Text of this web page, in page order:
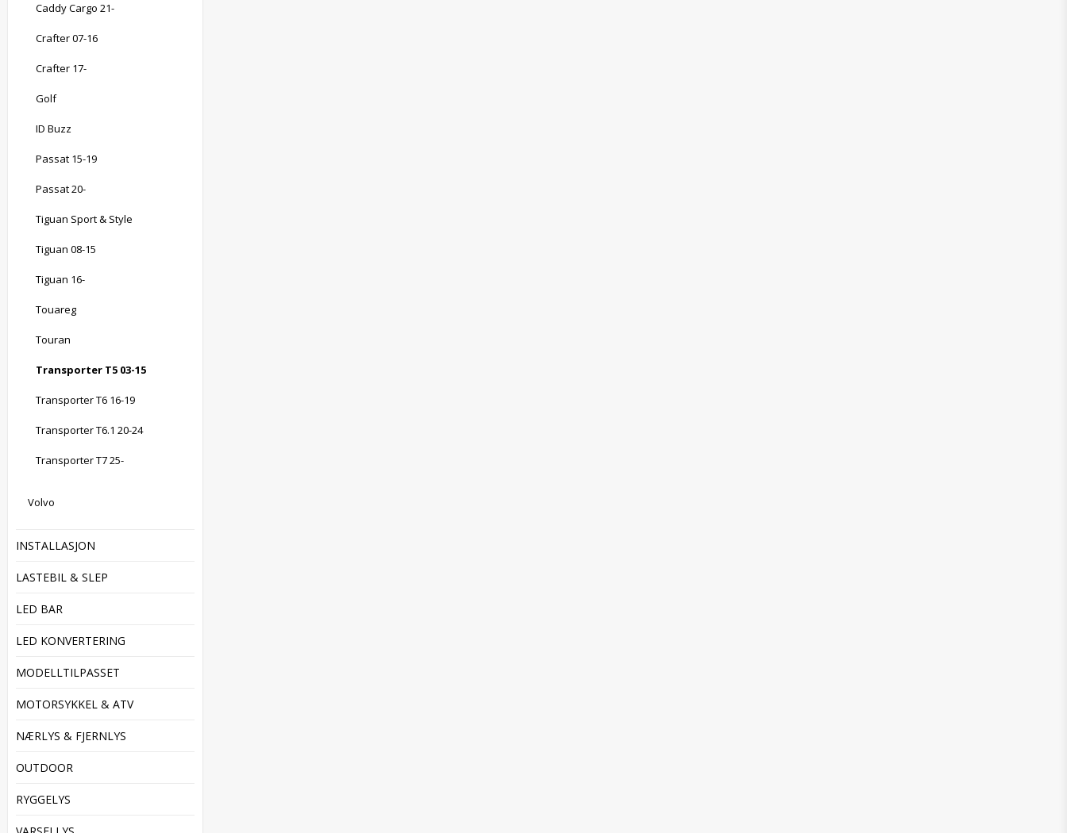
Caddy Cargo 21-
Crafter 07-16
Crafter 17-
Golf
ID Buzz
Passat 15-19
Passat 20-
Tiguan Sport & Style
Tiguan 08-15
Tiguan 16-
Touareg
Touran
Transporter T5 03-15
Transporter T6 16-19
Transporter T6.1 20-24
Transporter T7 25-
Volvo
INSTALLASJON
LASTEBIL & SLEP
LED BAR
LED KONVERTERING
MODELLTILPASSET
MOTORSYKKEL & ATV
NÆRLYS & FJERNLYS
OUTDOOR
RYGGELYS